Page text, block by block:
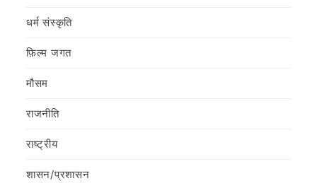
धर्म संस्कृति
फ़िल्‍म जगत
मौसम
राजनीति
राष्ट्रीय
शासन/प्रशासन